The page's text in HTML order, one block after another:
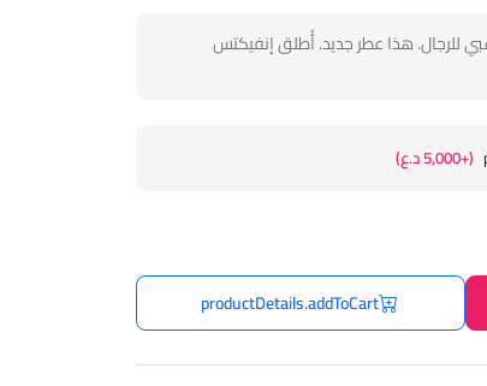
للرجال. هذا عطر جديد. أُطلق إنفيكتس
(+5,000 د.ع)
productDetails.addToCart